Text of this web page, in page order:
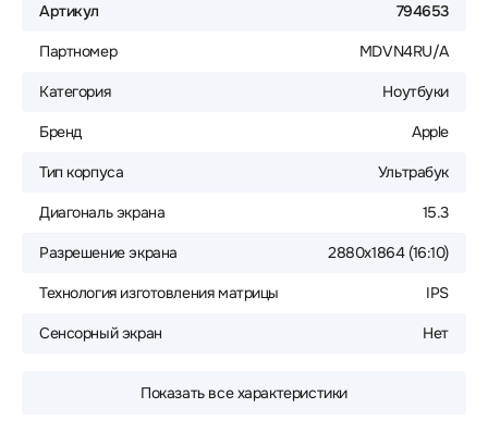
Артикул 794653
Партномер MDVN4RU/A
Категория Ноутбуки
Бренд Apple
Тип корпуса Ультрабук
Диагональ экрана 15.3
Разрешение экрана 2880x1864 (16:10)
Технология изготовления матрицы IPS
Сенсорный экран Нет
Показать все характеристики